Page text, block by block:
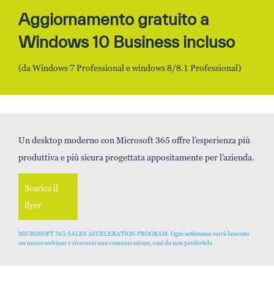
Aggiornamento gratuito a
Windows 10 Business incluso
(da Windows 7 Professional e windows 8/8.1 Professional)
Un desktop moderno con Microsoft 365 offre l’esperienza più
produttiva e più sicura progettata appositamente per l’azienda.
Scarica il
flyer
MICROSOFT 365 SALES ACCELERATION PROGRAM. Ogni settimana verrà lanciato
un nuovo webinar e riceverai una comunicazione, così da non perdertelo